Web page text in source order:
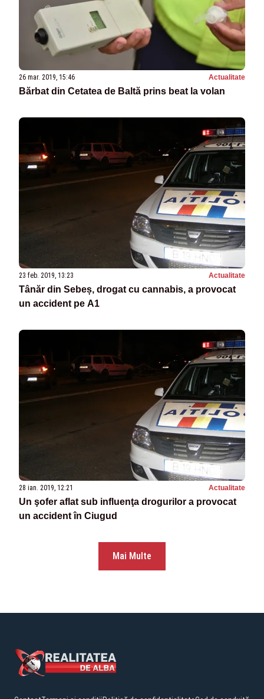
26 mar. 2019, 15:46 Actualitate
Bărbat din Cetatea de Baltă prins beat la volan
23 feb. 2019, 13:23 Actualitate
Tânăr din Sebeș, drogat cu cannabis, a provocat
un accident pe A1
28 ian. 2019, 12:21 Actualitate
Un şofer aflat sub influenţa drogurilor a provocat
un accident în Ciugud
Mai Multe